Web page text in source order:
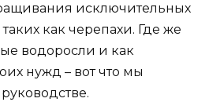
исключительных
как черепахи. Где же
водоросли и как
нужд – вот что мы